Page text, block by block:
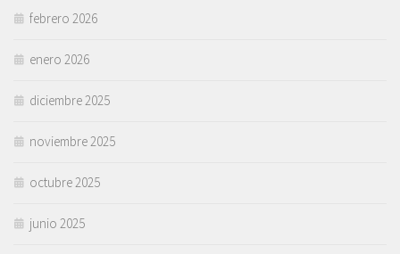
febrero 2026
enero 2026
diciembre 2025
noviembre 2025
octubre 2025
junio 2025